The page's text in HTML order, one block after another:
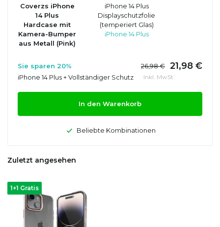
Coverzs iPhone
14 Plus
Hardcase mit
Kamera-Bumper
aus Metall (Pink)
iPhone 14 Plus
Displayschutzfolie
(temperiert Glas)
iPhone 14 Plus
Sie sparen 20% 26,98 € 21,98 €
iPhone 14 Plus + Vollständiger Schutz Inkl. MwSt.
In den Warenkorb
Beliebte Kombinationen
Zuletzt angesehen
1+1 Gratis